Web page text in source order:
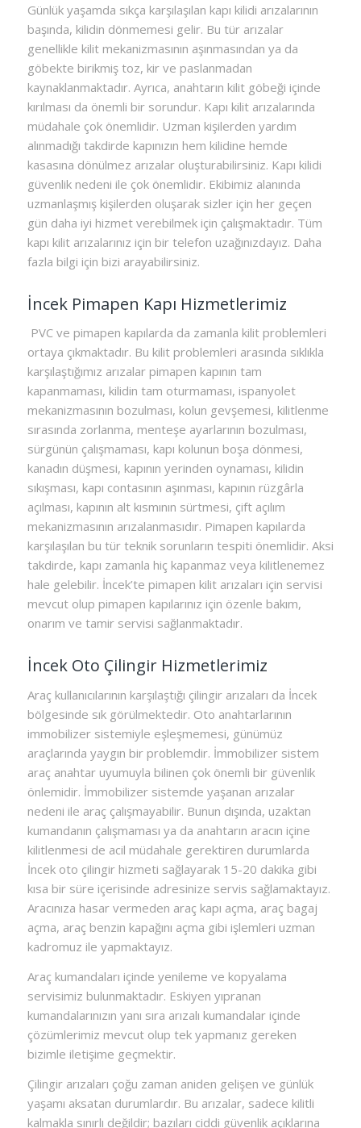
Günlük yaşamda sıkça karşılaşılan kapı kilidi arızalarının
başında, kilidin dönmemesi gelir. Bu tür arızalar
genellikle kilit mekanizmasının aşınmasından ya da
göbekte birikmiş toz, kir ve paslanmadan
kaynaklanmaktadır. Ayrıca, anahtarın kilit göbeği içinde
kırılması da önemli bir sorundur. Kapı kilit arızalarında
müdahale çok önemlidir. Uzman kişilerden yardım
alınmadığı takdirde kapınızın hem kilidine hemde
kasasına dönülmez arızalar oluşturabilirsiniz. Kapı kilidi
güvenlik nedeni ile çok önemlidir. Ekibimiz alanında
uzmanlaşmış kişilerden oluşarak sizler için her geçen
gün daha iyi hizmet verebilmek için çalışmaktadır. Tüm
kapı kilit arızalarınız için bir telefon uzağınızdayız. Daha
fazla bilgi için bizi arayabilirsiniz.
İncek Pimapen Kapı Hizmetlerimiz
PVC ve pimapen kapılarda da zamanla kilit problemleri
ortaya çıkmaktadır. Bu kilit problemleri arasında sıklıkla
karşılaştığımız arızalar pimapen kapının tam
kapanmaması, kilidin tam oturmaması, ispanyolet
mekanizmasının bozulması, kolun gevşemesi, kilitlenme
sırasında zorlanma, menteşe ayarlarının bozulması,
sürgünün çalışmaması, kapı kolunun boşa dönmesi,
kanadın düşmesi, kapının yerinden oynaması, kilidin
sıkışması, kapı contasının aşınması, kapının rüzgârla
açılması, kapının alt kısmının sürtmesi, çift açılım
mekanizmasının arızalanmasıdır. Pimapen kapılarda
karşılaşılan bu tür teknik sorunların tespiti önemlidir. Aksi
takdirde, kapı zamanla hiç kapanmaz veya kilitlenemez
hale gelebilir. İncek’te pimapen kilit arızaları için servisi
mevcut olup pimapen kapılarınız için özenle bakım,
onarım ve tamir servisi sağlanmaktadır.
İncek Oto Çilingir Hizmetlerimiz
Araç kullanıcılarının karşılaştığı çilingir arızaları da İncek
bölgesinde sık görülmektedir. Oto anahtarlarının
immobilizer sistemiyle eşleşmemesi, günümüz
araçlarında yaygın bir problemdir. İmmobilizer sistem
araç anahtar uyumuyla bilinen çok önemli bir güvenlik
önlemidir. İmmobilizer sistemde yaşanan arızalar
nedeni ile araç çalışmayabilir. Bunun dışında, uzaktan
kumandanın çalışmaması ya da anahtarın aracın içine
kilitlenmesi de acil müdahale gerektiren durumlarda
İncek oto çilingir hizmeti sağlayarak 15-20 dakika gibi
kısa bir süre içerisinde adresinize servis sağlamaktayız.
Aracınıza hasar vermeden araç kapı açma, araç bagaj
açma, araç benzin kapağını açma gibi işlemleri uzman
kadromuz ile yapmaktayız.
Araç kumandaları içinde yenileme ve kopyalama
servisimiz bulunmaktadır. Eskiyen yıpranan
kumandalarınızın yanı sıra arızalı kumandalar içinde
çözümlerimiz mevcut olup tek yapmanız gereken
bizimle iletişime geçmektir.
Çilingir arızaları çoğu zaman aniden gelişen ve günlük
yaşamı aksatan durumlardır. Bu arızalar, sadece kilitli
kalmakla sınırlı değildir; bazıları ciddi güvenlik açıklarına